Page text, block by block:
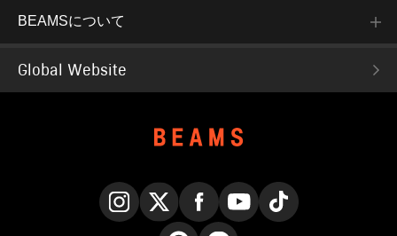
BEAMSについて
Global Website